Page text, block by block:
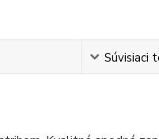
Súvisiaci